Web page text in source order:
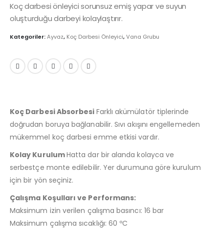
Koç darbesi önleyici sorunsuz emiş yapar ve suyun
oluşturduğu darbeyi kolaylaştırır.
Kategoriler:Ayvaz, Koç Darbesi Önleyici,Vana Grubu
Koç Darbesi Absorbesi Farklı akümülatör tiplerinde
doğrudan boruya bağlanabilir. Sıvı akışını engellemeden
mükemmel koç darbesi emme etkisi vardır.
Kolay KurulumHatta dar bir alanda kolayca ve
serbestçe monte edilebilir. Yer durumuna göre kurulum
için bir yön seçiniz.
Çalışma Koşulları ve Performans:
Maksimum izin verilen çalışma basıncı: 16 bar
Maksimum çalışma sıcaklığı: 60 ºC